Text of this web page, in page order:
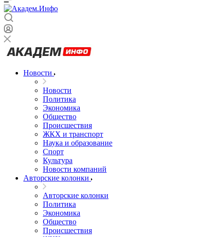
Новости
Новости
Политика
Экономика
Общество
Происшествия
ЖКХ и транспорт
Наука и образование
Спорт
Культура
Новости компаний
Авторские колонки
Авторские колонки
Политика
Экономика
Общество
Происшествия